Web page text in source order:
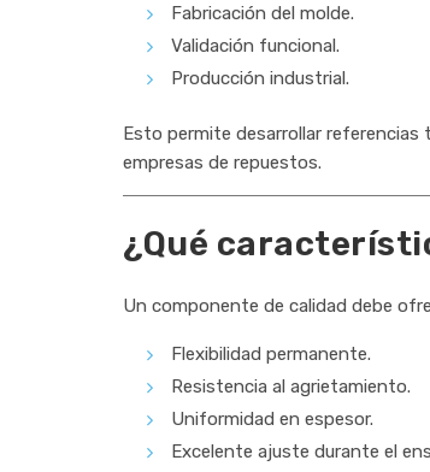
Fabricación del molde.
Validación funcional.
Producción industrial.
Esto permite desarrollar
empresas de repuestos.
¿Qué
Un componente de calidad debe
Flexibilidad permanente.
Resistencia al agrietamiento.
Uniformidad en espesor.
Excelente ajuste durante el